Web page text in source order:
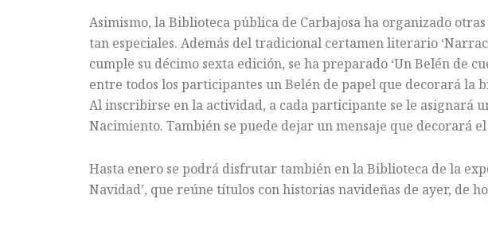
Asimismo, la Biblioteca pública de Carbajosa ha organizado
tan especiales. Además del tradicional certamen literario
cumple su décimo sexta edición, se ha preparado ‘Un Belén de
entre todos los participantes un Belén de papel que decorará la
Al inscribirse en la actividad, a cada participante se le asignará
Nacimiento. También se puede dejar un mensaje que decorará el
Hasta enero se podrá disfrutar también en la Biblioteca de la
Navidad’, que reúne títulos con historias navideñas de ayer, de